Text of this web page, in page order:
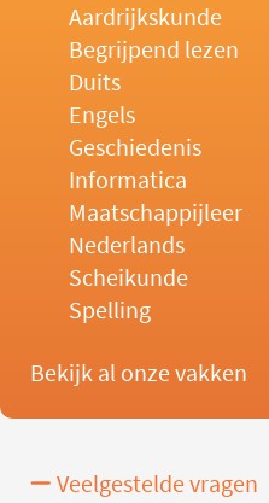
Aardrijkskunde
Begrijpend lezen
Duits
Engels
Geschiedenis
Informatica
Maatschappijleer
Nederlands
Scheikunde
Spelling
Bekijk al onze vakken
Veelgestelde vragen